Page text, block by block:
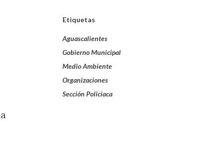
Etiquetas
Aguascalientes
Gobierno Municipal
Medio Ambiente
Organizaciones
Sección Policiaca